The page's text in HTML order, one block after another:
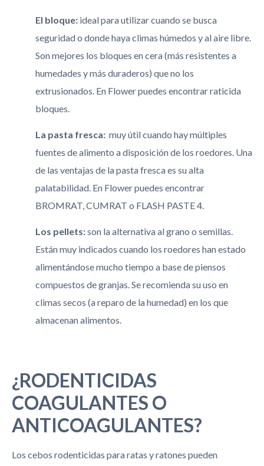
El bloque: ideal para utilizar cuando se busca
seguridad o donde haya climas húmedos y al aire libre.
Son mejores los bloques en cera (más resistentes a
humedades y más duraderos) que no los
extrusionados. En Flower puedes encontrar raticida
bloques.
La pasta fresca: muy útil cuando hay múltiples
fuentes de alimento a disposición de los roedores. Una
de las ventajas de la pasta fresca es su alta
palatabilidad. En Flower puedes encontrar
BROMRAT, CUMRAT o FLASH PASTE 4.
Los pellets:son la alternativa al grano o semillas.
Están muy indicados cuando los roedores han estado
alimentándose mucho tiempo a base de piensos
compuestos de granjas. Se recomienda su uso en
climas secos (a reparo de la humedad) en los que
almacenan alimentos.
¿RODENTICIDAS
COAGULANTES O
ANTICOAGULANTES?
Los cebos rodenticidas para ratas y ratones pueden